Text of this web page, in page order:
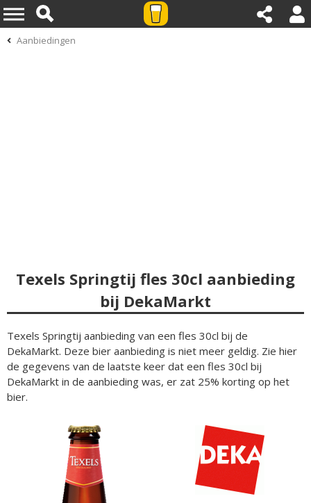
Aanbiedingen
Texels Springtij fles 30cl aanbieding
bij DekaMarkt
Texels Springtij aanbieding van een fles 30cl bij de
DekaMarkt. Deze bier aanbieding is niet meer geldig. Zie hier
de gegevens van de laatste keer dat een fles 30cl bij
DekaMarkt in de aanbieding was, er zat 25% korting op het
bier.